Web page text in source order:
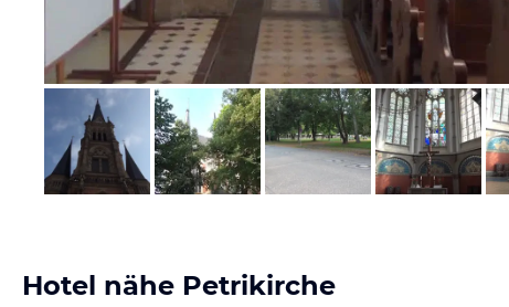
Bild melden
von Klaus
Hotel nähe Petrikirche